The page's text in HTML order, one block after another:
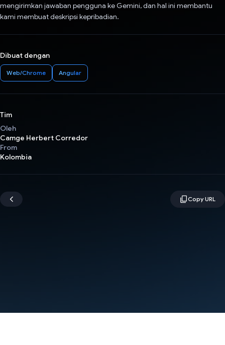
mengirimkan jawaban pengguna ke Gemini, dan hal ini membantu
kami membuat deskripsi kepribadian.
Dibuat dengan
Web/Chrome Angular
Tim
Oleh
Camge Herbert Corredor
From
Kolombia